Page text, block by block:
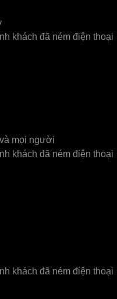
khách đã ném điện thoại
mọi người
khách đã ném điện thoại
khách đã ném điện thoại